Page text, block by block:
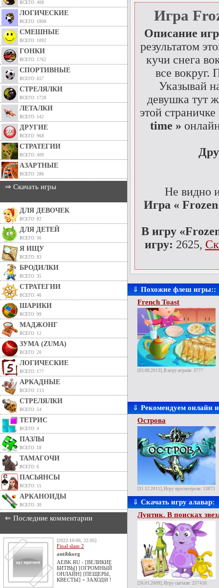
ВСЕГО: 408
ЛОГИЧЕСКИЕ
ВСЕГО: 1808
СМЕШНЫЕ
ВСЕГО: 1092
ГОНКИ
ВСЕГО: 1762
СПОРТИВНЫЕ
ВСЕГО: 657
СТРЕЛЯЛКИ
ВСЕГО: 1728
ЛЕТАЛКИ
ВСЕГО: 542
ДРУГИЕ
ВСЕГО: 968
СТРАТЕГИИ
ВСЕГО: 409
АЗАРТНЫЕ
ВСЕГО: 286
⇒ Скачать игры
ДЛЯ ДЕВОЧЕК
ВСЕГО: 82
ДЛЯ ДЕТЕЙ
ВСЕГО: 36
Я ИЩУ
ВСЕГО: 83
БРОДИЛКИ
ВСЕГО: 35
СТРАТЕГИИ
ВСЕГО: 46
ШАРИКИ
ВСЕГО: 99
МАДЖОНГ
ВСЕГО: 12
ЗУМА (ZUMA)
ВСЕГО: 20
ЛОГИЧЕСКИЕ
ВСЕГО: 177
АРКАДНЫЕ
ВСЕГО: 113
СТРЕЛЯЛКИ
ВСЕГО: 54
ТЕТРИС
ВСЕГО: 4
ПАЗЛЫ
ВСЕГО: 18
ТАМАГОЧИ
ВСЕГО: 6
ПАСЬЯНСЫ
ВСЕГО: 15
АРКАНОИДЫ
ВСЕГО: 30
⇐ Последние комментарии
[2022-10-06, 22:05]
Final slam 2
antibkorg
AEBK.RU - [ВЕЛИКИЕ
БИТВЫ] [ОГРОМНЫЙ
ОНЛАЙН] [ПЕЩЕРЫ,
КВЕСТЫ] = ЗАХОДИ !
Игра
Описание
результатом
кучи снега
все вокруг.
Указывай
девушка тут
этой
time »
Не видно
Игра «
В игру
игру: 2625,
⇓ Похожие флеш игры::
French Toast
[03.08.2013], В игру играли: 3777
⇓ Рекомендуем онлайн
Острова
[31.12.2011], Игру просмотрели: 13873
⇓ Скачать игру алавар:
Лунтик. В поисках
[26.01.2009], Игру скачали: 257410